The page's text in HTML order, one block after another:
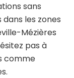
sans
les zones
Mézières
pas à
comme